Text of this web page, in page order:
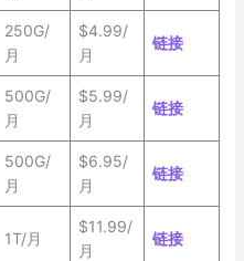
250G/
月
$4.99/
月
链接
500G/
月
$5.99/
月
链接
500G/
月
$6.95/
月
链接
1T/月
$11.99/
月
链接